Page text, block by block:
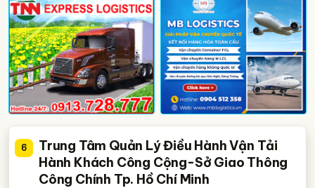
6
Trung Tâm Quản Lý Điều Hành Vận Tải
Hành Khách Công Cộng-Sở Giao Thông
Công Chính Tp. Hồ Chí Minh